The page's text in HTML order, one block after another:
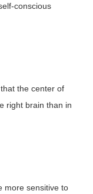
conscious
the center of
right brain than in
more sensitive to